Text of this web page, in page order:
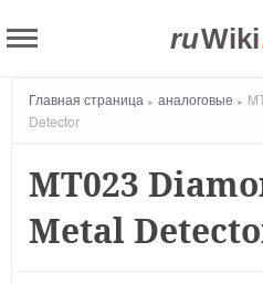
ruWiki
Главная страница аналоговые
Detector
MT023
Metal